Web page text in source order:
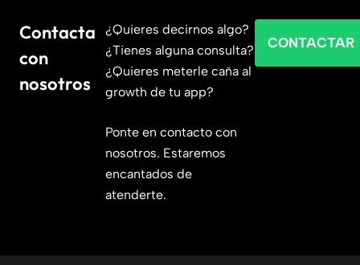
Contacta
con
nosotros
¿Quieres decirnos algo?
¿Tienes alguna consulta?
¿Quieres meterle caña al
growth de tu app?
Ponte en contacto con
nosotros. Estaremos
encantados de
atenderte.
CONTACTAR